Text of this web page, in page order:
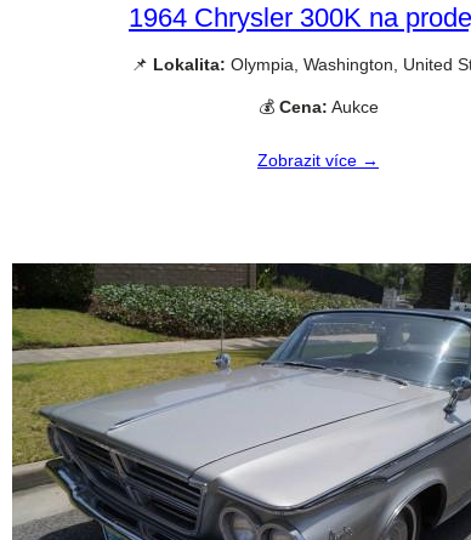
1964 Chrysler 300K na
📌 Lokalita: Olympia, Washington, United
💰 Cena: Aukce
Zobrazit více →